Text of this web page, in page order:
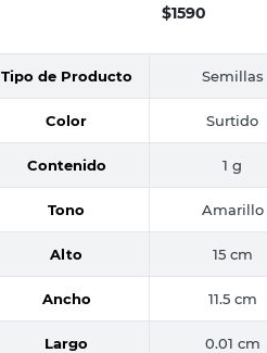
$1590
Tipo de Producto Semillas
Color Surtido
Contenido 1 g
Tono Amarillo
Alto 15 cm
Ancho 11.5 cm
Largo 0.01 cm